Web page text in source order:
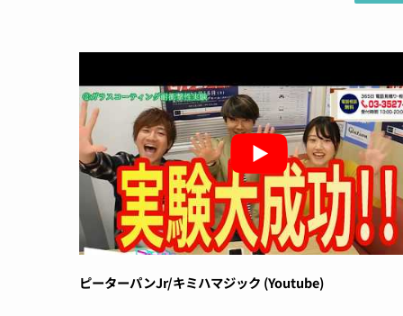
ピーターパンJr/キミハマジック (Youtube)